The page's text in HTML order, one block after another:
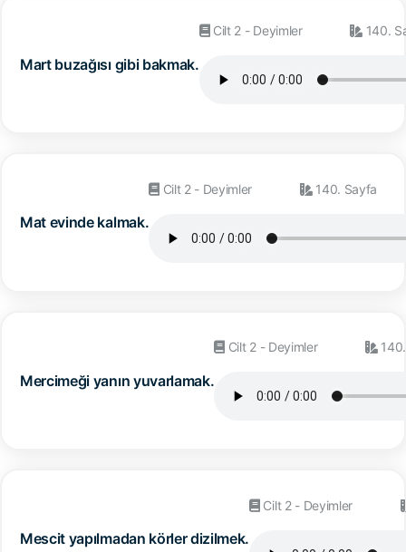
Mart buzağısı gibi bakmak.
Cilt 2 - Deyimler 140.
Mat evinde kalmak.
Cilt 2 - Deyimler 140. Sayfa
Mercimeği yanın yuvarlamak.
Cilt 2 - Deyimler
Mescit yapılmadan körler dizilmek.
Cilt 2 - Deyimler